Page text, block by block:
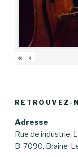
« ‹
RETROUVEZ-
Adresse
Rue de industrie,
B-7090, Braine-